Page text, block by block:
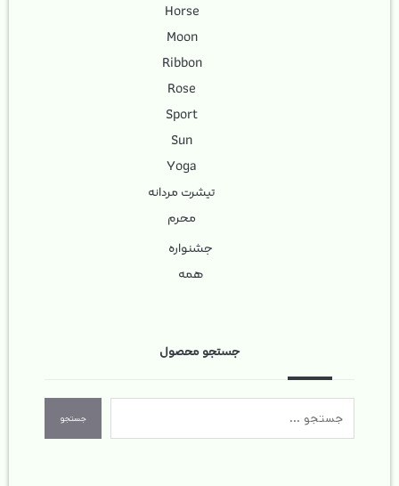
Horse
Moon
Ribbon
Rose
Sport
Sun
Yoga
تیشرت مردانه
محرم
جشنواره
همه
جستجو محصول
جستجو